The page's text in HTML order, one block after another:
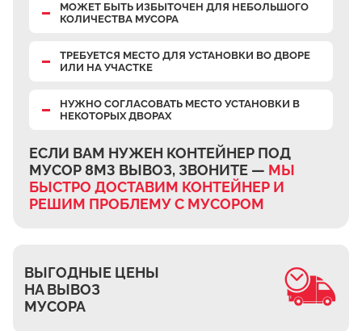
Ивановка
Нижнее Велино
Каменное Тяжино
Зелёная Слобода
Апариха
Прудки
Редькино
Малое Саврасово
ВЫГОДНЫЕ ЦЕНЫ
НА ВЫВОЗ
МУСОРА
МОЖЕТ БЫТЬ ИЗБЫТОЧЕН ДЛЯ НЕБОЛЬШОГО
КОЛИЧЕСТВА МУСОРА
ТРЕБУЕТСЯ МЕСТО ДЛЯ УСТАНОВКИ ВО ДВОРЕ
ИЛИ НА УЧАСТКЕ
НУЖНО СОГЛАСОВАТЬ МЕСТО УСТАНОВКИ В
НЕКОТОРЫХ ДВОРАХ
ЕСЛИ ВАМ НУЖЕН КОНТЕЙНЕР ПОД
МУСОР 8М3 ВЫВОЗ, ЗВОНИТЕ — МЫ
БЫСТРО ДОСТАВИМ КОНТЕЙНЕР И
РЕШИМ ПРОБЛЕМУ С МУСОРОМ